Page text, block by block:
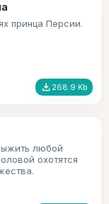
принца Персии.
file_download 268.9 Kb
любой
охотятся